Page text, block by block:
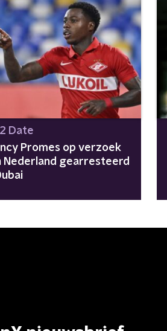
Date
Promes op verzoek
Nederland gearresteerd